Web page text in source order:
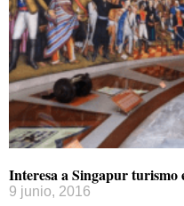
Interesa a Singapur turismo
9 junio, 2016